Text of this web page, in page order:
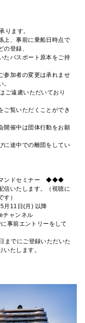
ります。
上、事前に乗船日時点で
の登録、
たパスポート原本をご持
参加者の変更は承れませ
。
ご遠慮いただいており
ご覧いただくことができ
開催中は団体行動をお願
に途中での離団をしてい
ンドセミナー ◆◆◆
信いたします。（視聴に
す）
月11日(月) 以降
チャンネル
事前エントリーをして
までにご登録いただいた
いたします。